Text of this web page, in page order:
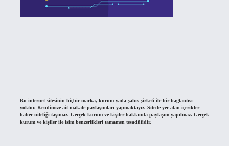
Bu internet sitesinin hiçbir marka, kurum yada şahıs şirketi ile bir bağlantısı
yoktur. Kendimize ait makale paylaşımları yapmaktayız. Sitede yer alan içerikler
haber niteliği taşımaz. Gerçek kurum ve kişiler hakkında paylaşım yapılmaz. Gerçek
kurum ve kişiler ile isim benzerlikleri tamamen tesadüfidir.